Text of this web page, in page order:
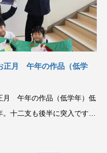
正月 午年の作品（低学
月 午年の作品（低学年）低
十二支も後半に突入です。